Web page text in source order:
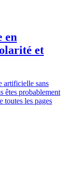
en
et
artificielle sans
êtes probablement
toutes les pages